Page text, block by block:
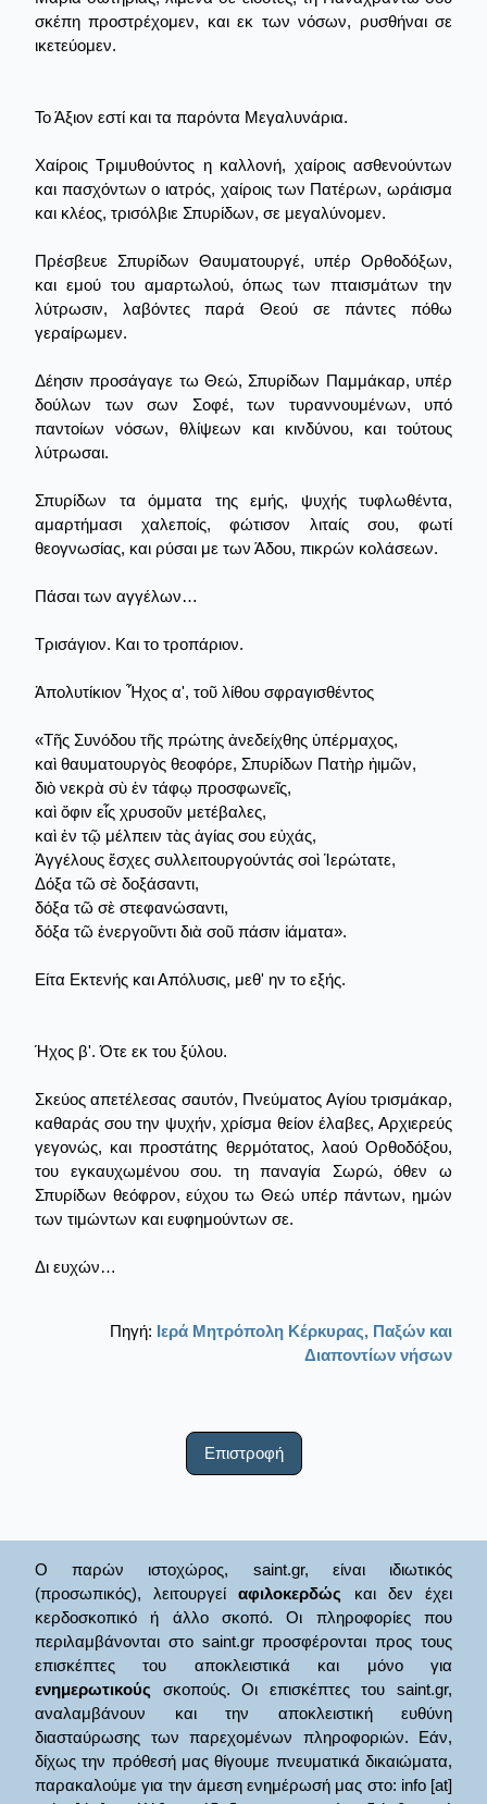
σκέπη προστρέχομεν, και εκ των νόσων, ρυσθήναι σε
ικετεύομεν.
Το Άξιον εστί και τα παρόντα Μεγαλυνάρια.
Χαίροις Τριμυθούντος η καλλονή, χαίροις ασθενούντων
και πασχόντων ο ιατρός, χαίροις των Πατέρων, ωράισμα
και κλέος, τρισόλβιε Σπυρίδων, σε μεγαλύνομεν.
Πρέσβευε Σπυρίδων Θαυματουργέ, υπέρ Ορθοδόξων,
και εμού του αμαρτωλού, όπως των πταισμάτων την
λύτρωσιν, λαβόντες παρά Θεού σε πάντες πόθω
γεραίρωμεν.
Δέησιν προσάγαγε τω Θεώ, Σπυρίδων Παμμάκαρ, υπέρ
δούλων των σων Σοφέ, των τυραννουμένων, υπό
παντοίων νόσων, θλίψεων και κινδύνου, και τούτους
λύτρωσαι.
Σπυρίδων τα όμματα της εμής, ψυχής τυφλωθέντα,
αμαρτήμασι χαλεποίς, φώτισον λιταίς σου, φωτί
θεογνωσίας, και ρύσαι με των Άδου, πικρών κολάσεων.
Πάσαι των αγγέλων…
Τρισάγιον. Και το τροπάριον.
Ἀπολυτίκιον Ἦχος α', τοῦ λίθου σφραγισθέντος
«Τῆς Συνόδου τῆς πρώτης ἀνεδείχθης ὑπέρμαχος,
καὶ θαυματουργὸς θεοφόρε, Σπυρίδων Πατὴρ ἠιμῶν,
διὸ νεκρὰ σὺ ἐν τάφῳ προσφωνεῖς,
καὶ ὄφιν εἷς χρυσοῦν μετέβαλες,
καὶ ἐν τῷ μέλπειν τὰς ἁγίας σου εὐχάς,
Ἀγγέλους ἔσχες συλλειτουργούντάς σοὶ Ἱερώτατε,
Δόξα τῶ σὲ δοξάσαντι,
δόξα τῶ σὲ στεφανώσαντι,
δόξα τῶ ἐνεργοῦντι διὰ σοῦ πάσιν ἰάματα».
Είτα Εκτενής και Απόλυσις, μεθ' ην το εξής.
Ήχος β'. Ότε εκ του ξύλου.
Σκεύος απετέλεσας σαυτόν, Πνεύματος Αγίου τρισμάκαρ,
καθαράς σου την ψυχήν, χρίσμα θείον έλαβες, Αρχιερεύς
γεγονώς, και προστάτης θερμότατος, λαού Ορθοδόξου,
του εγκαυχωμένου σου. τη παναγία Σωρώ, όθεν ω
Σπυρίδων θεόφρον, εύχου τω Θεώ υπέρ πάντων, ημών
των τιμώντων και ευφημούντων σε.
Δι ευχών…
Πηγή: Ιερά Μητρόπολη Κέρκυρας, Παξών και
Διαποντίων νήσων
Επιστροφή
Ο παρών ιστοχώρος, saint.gr, είναι ιδιωτικός
(προσωπικός), λειτουργείαφιλοκερδώς και δεν έχει
κερδοσκοπικό ή άλλο σκοπό. Οι πληροφορίες που
περιλαμβάνονται στο saint.gr προσφέρονται προς τους
επισκέπτες του αποκλειστικά και μόνο για
ενημερωτικούς σκοπούς. Οι επισκέπτες του saint.gr,
αναλαμβάνουν και την αποκλειστική ευθύνη
διασταύρωσης των παρεχομένων πληροφοριών. Εάν,
δίχως την πρόθεσή μας θίγουμε πνευματικά δικαιώματα,
παρακαλούμε για την άμεση ενημέρωσή μας στο: info [at]